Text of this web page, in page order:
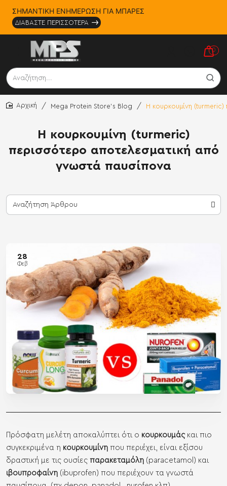
ΣΗΜΑΝΤΙΚΗ ΕΝΗΜΕΡΩΣΗ ΓΙΑ ΜΠΑΡΕΣ
ΔΙΑΒΑΣΤΕ ΠΕΡΙΣΣΟΤΕΡΑ
0
Αναζήτηση...
Η κουρκουμίνη (turmeric)
περισσότερο αποτελεσματική από
γνωστά παυσίπονα
Mega Protein Store's Blog Η κουρκουμίνη
28
Φεβ
Πρόσφατη μελέτη αποκαλύπτει ότι ο κουρκουμάςκαι πιο
συγκεκριμένα η κουρκουμίνη που περιέχει, είναι εξίσου
δραστική με τις ουσίες παρακεταμόλη (paracetamol) και
ιβουπροφαίνη (ibuprofen) που περιέχουν τα γνωστά